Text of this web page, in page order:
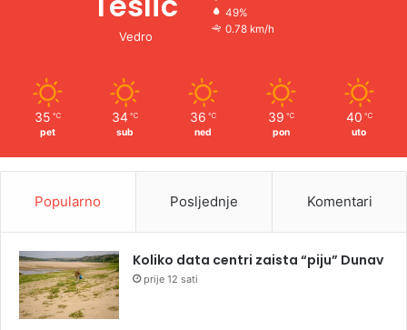
Vedro
49%
0.78 km/h
35 ℃
pet
34 ℃
sub
36 ℃
ned
39 ℃
pon
40 ℃
uto
Popularno Posljednje Komentari
Koliko data centri zaista “piju” Dunav
prije 12 sati